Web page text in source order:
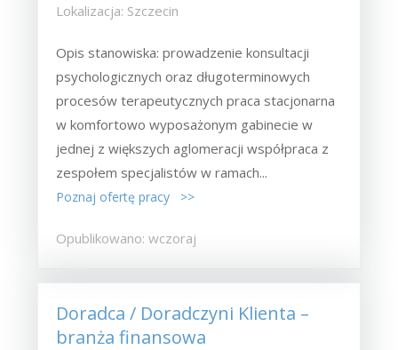
Lokalizacja: Szczecin
Opis stanowiska: prowadzenie konsultacji
psychologicznych oraz długoterminowych
procesów terapeutycznych praca stacjonarna
w komfortowo wyposażonym gabinecie w
jednej z większych aglomeracji współpraca z
zespołem specjalistów w ramach...
Poznaj ofertę pracy >>
Opublikowano: wczoraj
Doradca / Doradczyni Klienta –
branża finansowa